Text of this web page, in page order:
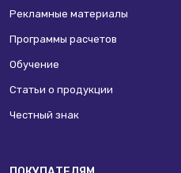
Рекламные материалы
Программы расчетов
Обучение
Статьи о продукции
Честный знак